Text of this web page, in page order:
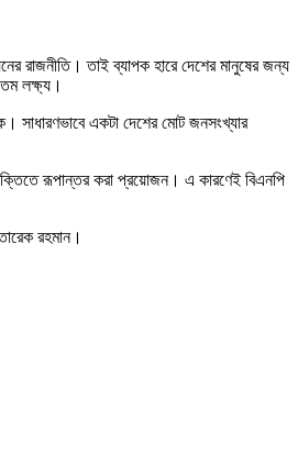
রাজনীতি। তাই ব্যাপক হারে দেশের মানুষের জন্য
লক্ষ্য।
সাধারণভাবে একটা দেশের মোট জনসংখ্যার
রূপান্তর করা প্রয়োজন। এ কারণেই বিএনপি
রহমান।